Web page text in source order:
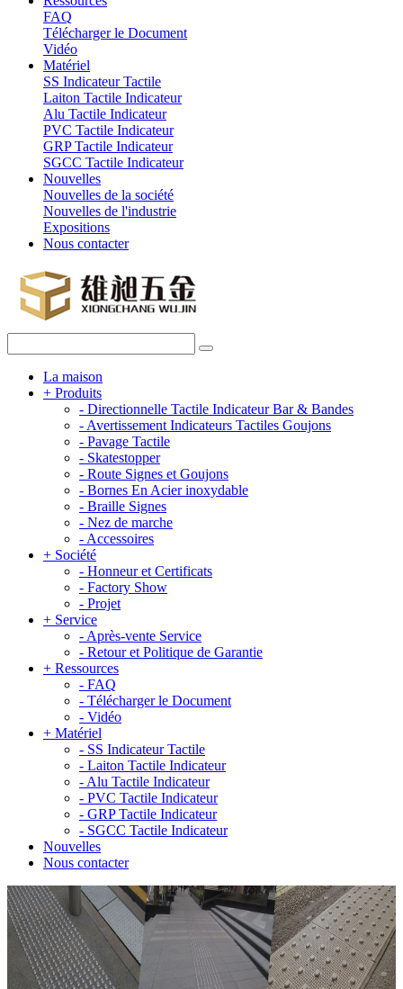
FAQ
Télécharger le Document
Vidéo
Matériel
SS Indicateur Tactile
Laiton Tactile Indicateur
Alu Tactile Indicateur
PVC Tactile Indicateur
GRP Tactile Indicateur
SGCC Tactile Indicateur
Nouvelles
Nouvelles de la société
Nouvelles de l'industrie
Expositions
Nous contacter
La maison
+ Produits
- Directionnelle Tactile Indicateur Bar & Bandes
- Avertissement Indicateurs Tactiles Goujons
- Pavage Tactile
- Skatestopper
- Route Signes et Goujons
- Bornes En Acier inoxydable
- Braille Signes
- Nez de marche
- Accessoires
+ Société
- Honneur et Certificats
- Factory Show
- Projet
+ Service
- Après-vente Service
- Retour et Politique de Garantie
+ Ressources
- FAQ
- Télécharger le Document
- Vidéo
+ Matériel
- SS Indicateur Tactile
- Laiton Tactile Indicateur
- Alu Tactile Indicateur
- PVC Tactile Indicateur
- GRP Tactile Indicateur
- SGCC Tactile Indicateur
Nouvelles
Nous contacter